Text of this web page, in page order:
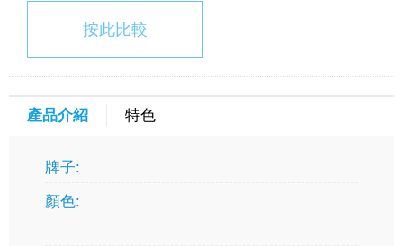
按此比較
產品介紹 特色
牌子:
顏色: